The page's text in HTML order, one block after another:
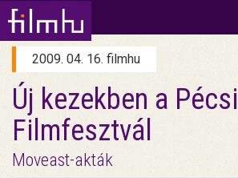
2009. 04. 16. filmhu
Új kezekben a Pécsi
Filmfesztvál
Moveast-akták